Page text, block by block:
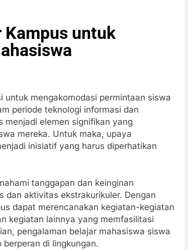
Kampus untuk
untuk mengakomodasi permintaan siswa
periode teknologi informasi dan
menjadi elemen signifikan yang
mereka. Untuk maka, upaya
inisiatif yang harus diperhatikan
tanggapan dan keinginan
dan aktivitas ekstrakurikuler. Dengan
dapat merencanakan kegiatan-kegiatan
kegiatan lainnya yang memfasilitasi
pengalaman belajar mahasiswa siswa
di lingkungan.